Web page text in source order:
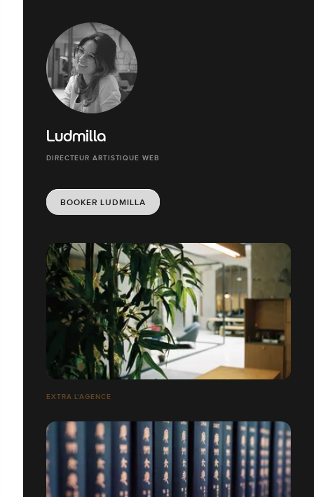
Ludmilla
DIRECTEUR ARTISTIQUE WEB
BOOKER LUDMILLA
EXTRA L'AGENCE